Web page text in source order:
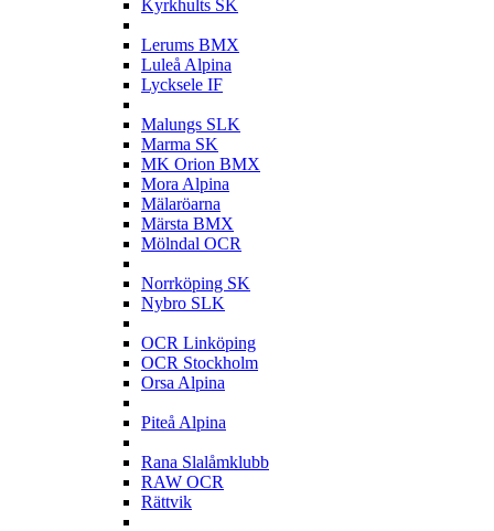
Kyrkhults SK
Lerums BMX
Luleå Alpina
Lycksele IF
Malungs SLK
Marma SK
MK Orion BMX
Mora Alpina
Mälaröarna
Märsta BMX
Mölndal OCR
Norrköping SK
Nybro SLK
OCR Linköping
OCR Stockholm
Orsa Alpina
Piteå Alpina
Rana Slalåmklubb
RAW OCR
Rättvik